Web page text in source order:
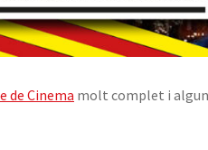
de Cinema molt complet i